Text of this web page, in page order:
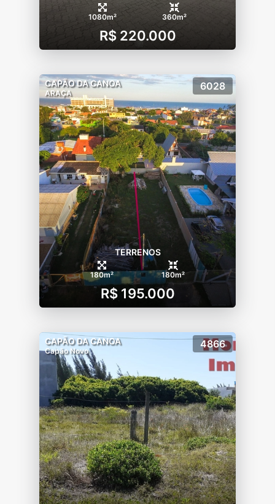
1080m² 360m²
R$ 220.000
CAPÃO DA CANOA
ARAÇA
6028
TERRENOS
180m² 180m²
R$ 195.000
CAPÃO DA CANOA
Capão Novo
4866